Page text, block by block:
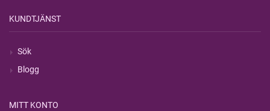
KUNDTJÄNST
Sök
Blogg
MITT KONTO